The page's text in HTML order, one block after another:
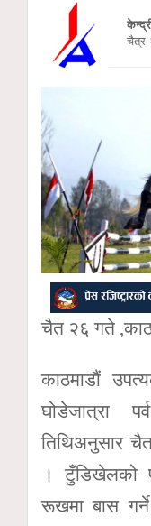
चैत्र
चैत २६ गते
काठमाडौं
घोडेजात्रा
तिथिअनुसार
। टुँडिखेलको
रूखमा बास